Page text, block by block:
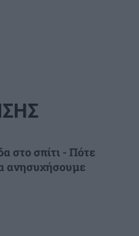
στο σπίτι - Πότε
ανησυχήσουμε